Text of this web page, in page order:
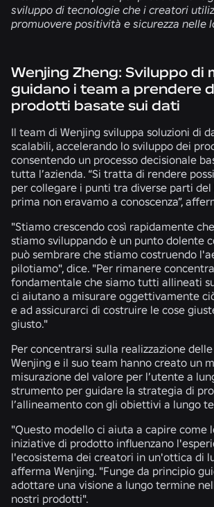
sviluppo di tecnologie che i creatori
promuovere positività e sicurezza nelle
Wenjing Zheng: Sviluppo di
guidano i team a prendere
prodotti basate sui dati
Il team di Wenjing sviluppa soluzioni di
scalabili, accelerando lo sviluppo dei
consentendo un processo decisionale
tutta l’azienda. “Si tratta di rendere
per collegare i punti tra diverse parti del
prima non eravamo a conoscenza”,
"Stiamo crescendo così rapidamente
stiamo sviluppando è un punto dolente
può sembrare che stiamo costruendo
pilotiamo", dice. "Per rimanere
fondamentale che siamo tutti allineati
ci aiutano a misurare oggettivamente
e ad assicurarci di costruire le cose
giusto."
Per concentrarsi sulla realizzazione
Wenjing e il suo team hanno creato un
misurazione del valore per l’utente a
strumento per guidare la strategia di
l’allineamento con gli obiettivi a lungo
"Questo modello ci aiuta a capire come
iniziative di prodotto influenzano
l'ecosistema dei creatori in un'ottica di
afferma Wenjing. "Funge da principio
adottare una visione a lungo termine
nostri prodotti".